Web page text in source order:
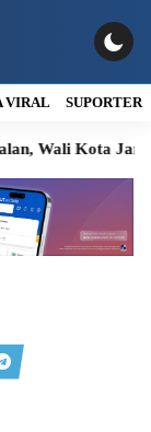
VIRAL SUPORTER
Wali Kota Janji